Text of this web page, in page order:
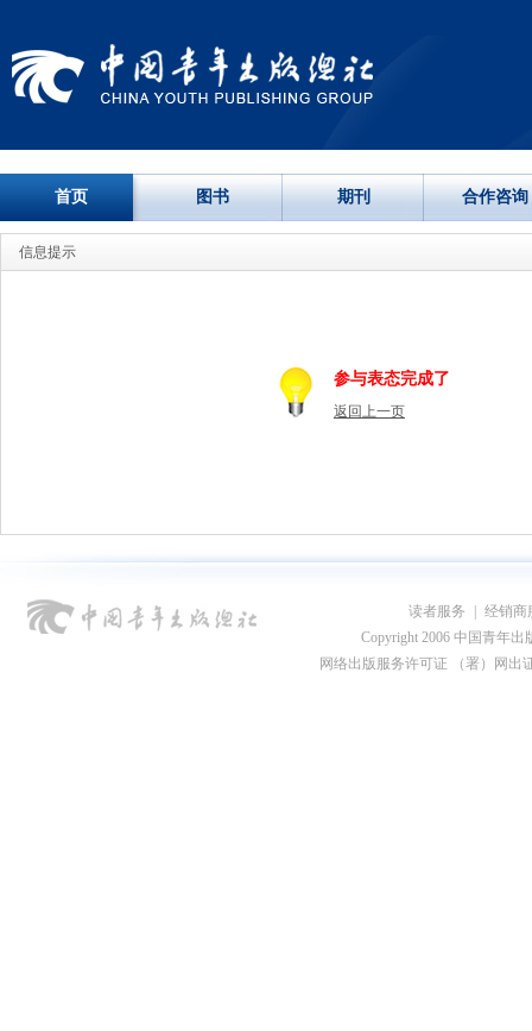
首页 图书 期刊 合作咨询
信息提示
参与表态完成了
返回上一页
读者服务
经销商
Copyright 2006 中国青年出
网络出版服务许可证 （署）网出